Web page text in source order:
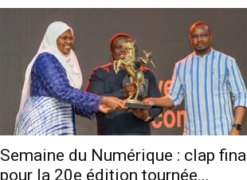
Semaine du Numérique : clap
pour la 20e édition tournée...